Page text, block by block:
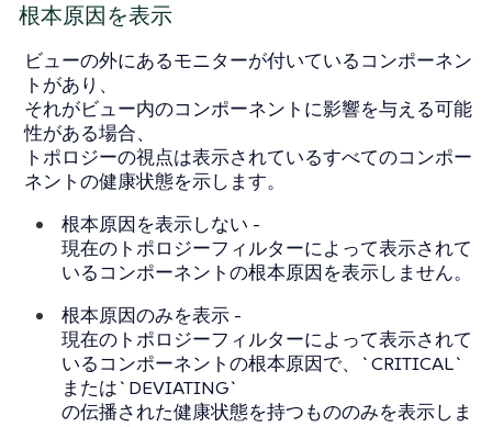
根本原因を表示
ビューの外にあるモニターが付いているコンポーネン
トがあり、
それがビュー内のコンポーネントに影響を与える可能
性がある場合、
トポロジーの視点は表示されているすべてのコンポー
ネントの健康状態を示します。
根本原因を表示しない -
現在のトポロジーフィルターによって表示されて
いるコンポーネントの根本原因を表示しません。
根本原因のみを表示 -
現在のトポロジーフィルターによって表示されて
いるコンポーネントの根本原因で、`CRITICAL`
または`DEVIATING`
の伝播された健康状態を持つもののみを表示しま